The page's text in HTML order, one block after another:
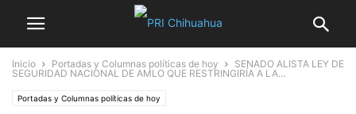
Inicio Portadas y Columnas políticas de hoy
SENADO ALISTA LEY DE
SEGURIDAD NACIONAL DE AMLO QUE RESTRINGIRÍA A LA...
Portadas y Columnas políticas de hoy